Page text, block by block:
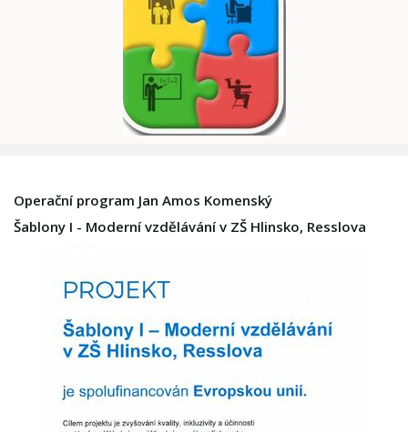
Operační program Jan Amos Komenský
Šablony I - Moderní vzdělávání v ZŠ Hlinsko, Resslova